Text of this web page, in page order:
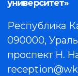
университет»
Республика
090000,
проспект Н.